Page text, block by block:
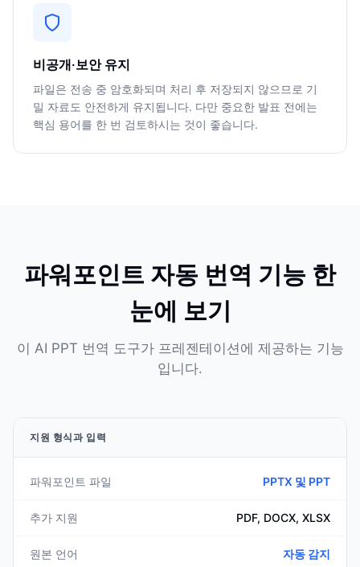
비공개·보안 유지
파일은 전송 중 암호화되며 처리 후 저장되지 않으므로 기
밀 자료도 안전하게 유지됩니다. 다만 중요한 발표 전에는
핵심 용어를 한 번 검토하시는 것이 좋습니다.
파워포인트 자동 번역 기능 한
눈에 보기
이 AI PPT 번역 도구가 프레젠테이션에 제공하는 기능
입니다.
지원 형식과 입력
파워포인트 파일 PPTX 및 PPT
추가 지원 PDF, DOCX, XLSX
원본 언어 자동 감지